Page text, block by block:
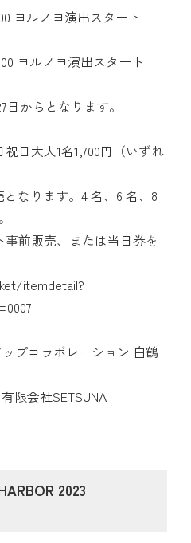
ヨルノヨ演出スタート
ヨルノヨ演出スタート
からとなります。
日大人1名1,700円（いずれ
なります。4 名、6 名、8
事前販売、または当日券を
itemdetail?
プコラボレーション 白鶴
限会社SETSUNA
2023